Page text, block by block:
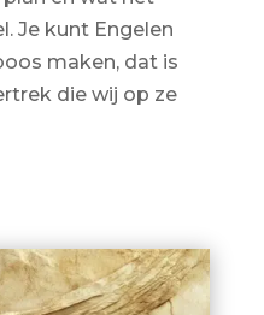
Je kunt Engelen
maken, dat is
die wij op ze